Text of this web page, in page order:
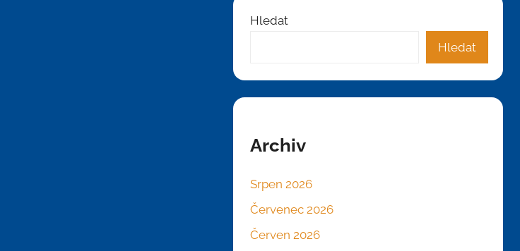
Hledat
Hledat
Archiv
Srpen 2026
Červenec 2026
Červen 2026